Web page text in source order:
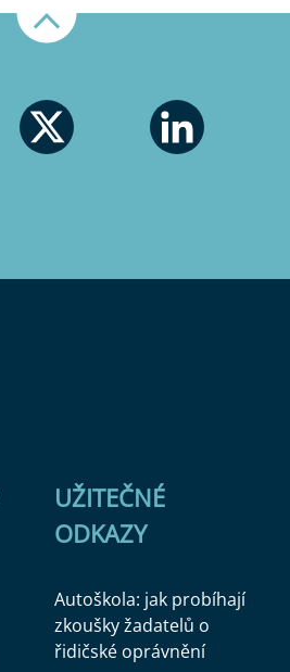
UŽITEČNÉ
ODKAZY
Autoškola: jak probíhají
zkoušky žadatelů o
řidičské oprávnění